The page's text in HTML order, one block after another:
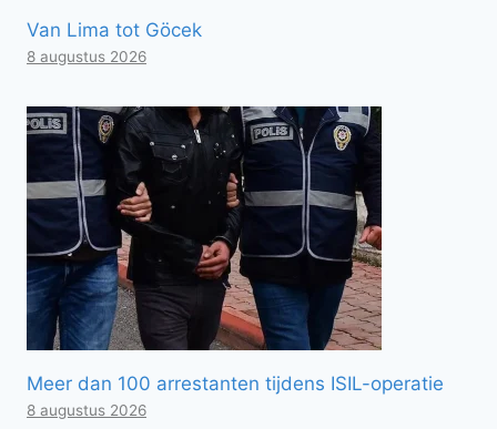
Van Lima tot Göcek
8 augustus 2026
Meer dan 100 arrestanten tijdens ISIL-operatie
8 augustus 2026